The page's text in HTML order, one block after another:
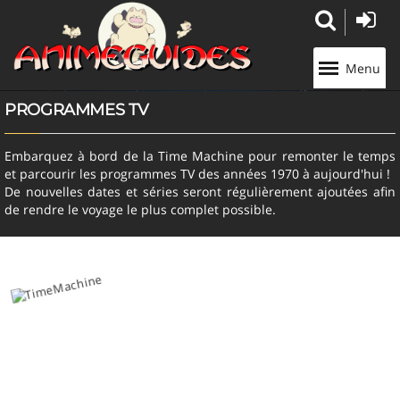
Menu
PROGRAMMES TV
Embarquez à bord de la Time Machine pour remonter le temps
et parcourir les programmes TV des années 1970 à aujourd'hui !
De nouvelles dates et séries seront régulièrement ajoutées afin
de rendre le voyage le plus complet possible.
Panneau de gestion des cookies